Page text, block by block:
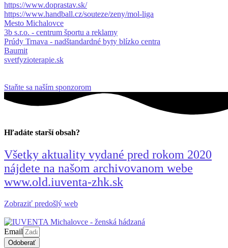
https://www.doprastav.sk/
https://www.handball.cz/souteze/zeny/mol-liga
Mesto Michalovce
3b s.r.o. - centrum športu a reklamy
Prúdy Trnava - nadštandardné byty blízko centra
Baumit
svetfyzioterapie.sk
Staňte sa naším sponzorom
Hľadáte starší obsah?
Všetky aktuality vydané pred rokom 2020
nájdete na našom archivovanom webe
www.old.iuventa-zhk.sk
Zobraziť predošlý web
Email
Odoberať